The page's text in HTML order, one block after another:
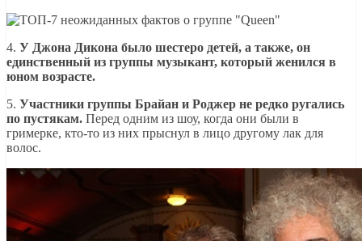
4. У Джона Дикона было шестеро детей, а также, он
единственный из группы музыкант, который женился в
юном возрасте.
5. Участники группы Брайан и Роджер не редко ругались
по пустякам. Перед одним из шоу, когда они были в
гримерке, кто-то из них прыснул в лицо другому лак для
волос.